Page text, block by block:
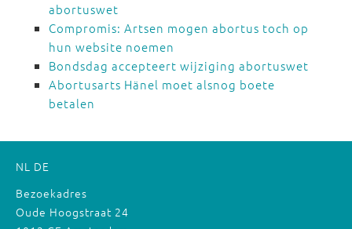
abortuswet
Compromis: Artsen mogen abortus toch op
hun website noemen
Bondsdag accepteert wijziging abortuswet
Abortusarts Hänel moet alsnog boete
betalen
NL DE
Bezoekadres
Oude Hoogstraat 24